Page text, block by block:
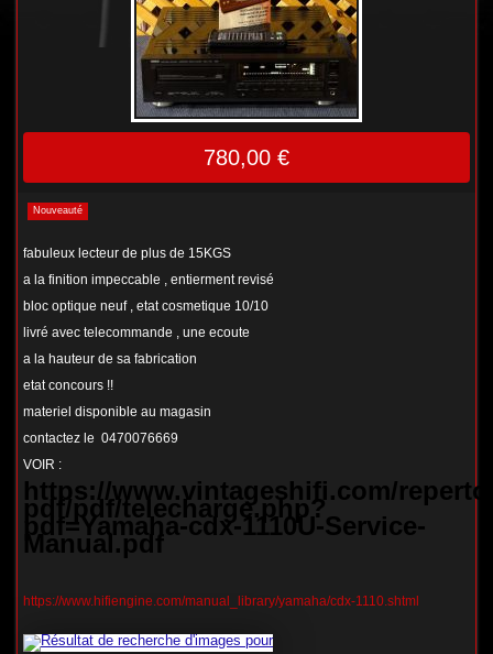
780,00 €
Nouveauté
fabuleux lecteur de plus de 15KGS
a la finition impeccable , entierment revisé
bloc optique neuf , etat cosmetique 10/10
livré avec telecommande , une ecoute
a la hauteur de sa fabrication
etat concours !!
materiel disponible au magasin
contactez le 0470076669
VOIR :
https://www.vintageshifi.com/
pdf/pdf/telecharge.php?
pdf=Yamaha-cdx-1110U-Service-
Manual.pdf
https://www.hifiengine.com/manual_library/yamaha/cdx-1110.shtml